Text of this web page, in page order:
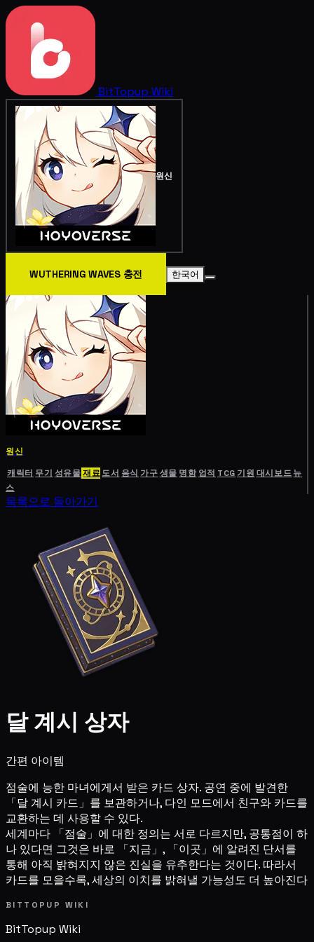
BitTopup Wiki
원신
WUTHERING WAVES 충전 한국어
원신
캐릭터 무기 성유물재료도서 음식 가구생물 명함 업적 TCG기원 대시보드뉴
스
목록으로 돌아가기
달 계시 상자
간편 아이템
점술에 능한 마녀에게서 받은 카드 상자. 공연 중에 발견한
「달 계시 카드」를 보관하거나, 다인 모드에서 친구와 카드를
교환하는 데 사용할 수 있다.
세계마다 「점술」에 대한 정의는 서로 다르지만, 공통점이 하
나 있다면 그것은 바로 「지금」, 「이곳」에 알려진 단서를
통해 아직 밝혀지지 않은 진실을 유추한다는 것이다. 따라서
카드를 모을수록, 세상의 이치를 밝혀낼 가능성도 더 높아진다
BITTOPUP WIKI
BitTopup Wiki